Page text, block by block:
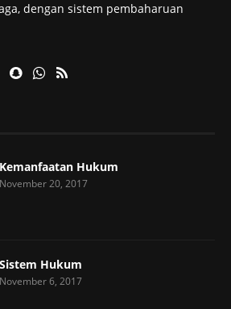
dengan sistem pembaharuan
Kemanfaatan Hukum
November 20, 2017
Sistem Hukum
November 6, 2017